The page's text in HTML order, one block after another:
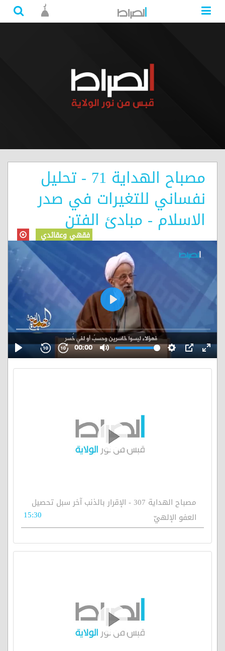
مصباح الهداية 71 - تحليل
نفساني للتغيرات في صدر
الاسلام - مبادئ الفتن
فقهي وعقائدي
مصباح الهداية 307 - الإقرار بالذنب آخر سبل تحصيل
العفو الإلهيّ
15:30